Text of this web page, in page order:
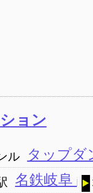
ョン
ル タップ
名鉄岐阜